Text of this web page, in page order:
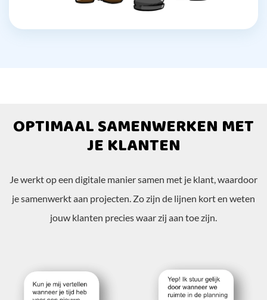
OPTIMAAL SAMENWERKEN MET
JE KLANTEN
Je werkt op een digitale manier samen met je klant, waardoor
je samenwerkt aan projecten. Zo zijn de lijnen kort en weten
jouw klanten precies waar zij aan toe zijn.